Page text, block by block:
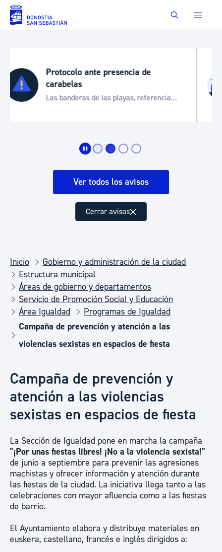
Saltar al contenido principal Buscar
Semana Grande 2026
Cortes de tráfico y servicios especiales
de transporte
Ver todos los avisos
Cerrar avisos
Inicio
Gobierno y administración de la ciudad
Estructura municipal
Áreas de gobierno y departamentos
Servicio de Promoción Social y Educación
Área Igualdad
Programas de Igualdad
Campaña de prevención y atención a las
violencias sexistas en espacios de fiesta
Campaña de prevención y
atención a las violencias
sexistas en espacios de fiesta
La Sección de Igualdad pone en marcha la campaña
"¡Por unas fiestas libres! ¡No a la violencia sexista!"
de junio a septiembre para prevenir las agresiones
machistas y ofrecer información y atención durante
las fiestas de la ciudad. La iniciativa llega tanto a las
celebraciones con mayor afluencia como a las fiestas
de barrio.
El Ayuntamiento elabora y distribuye materiales en
euskera, castellano, francés e inglés dirigidos a: